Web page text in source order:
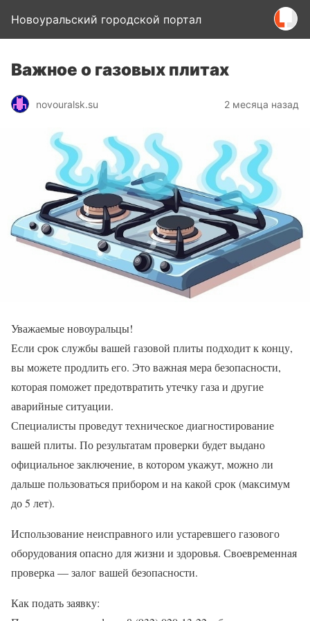
Новоуральский городской портал
Важное о газовых плитах
novouralsk.su 2 месяца назад
Уважаемые новоуральцы!
Если срок службы вашей газовой плиты подходит к концу,
вы можете продлить его. Это важная мера безопасности,
которая поможет предотвратить утечку газа и другие
аварийные ситуации.
Специалисты проведут техническое диагностирование
вашей плиты. По результатам проверки будет выдано
официальное заключение, в котором укажут, можно ли
дальше пользоваться прибором и на какой срок (максимум
до 5 лет).
Использование неисправного или устаревшего газового
оборудования опасно для жизни и здоровья. Своевременная
проверка — залог вашей безопасности.
Как подать заявку: